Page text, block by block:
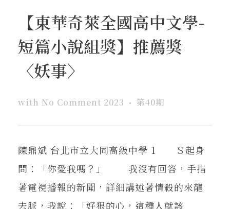
【東華奇萊全國高中文學-
短篇小說組獎】推薦獎
〈妖事〉
with No Comment 2023 第40期
陳鼎斌 台北市立大同高級中學 1 Ｓ起身
問：「你愛我嗎？」 我沒有回答，手指
著電視播報的新聞，詳細講述著情殺的來龍
去脈，我說：「好狠的心，這種人就該